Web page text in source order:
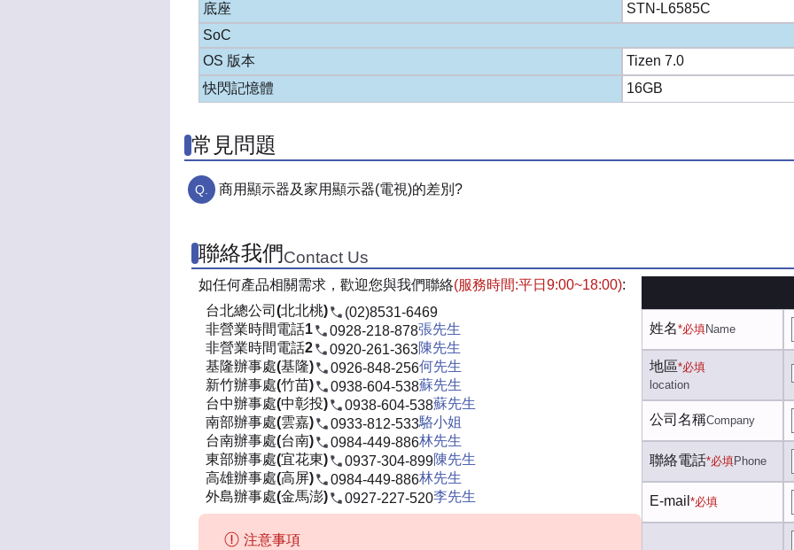
底座
STN-L6585C
SoC
OS 版本
Tizen 7.0
快閃記憶體
16GB
常見問題
商用顯示器及家用顯示器(電視)的差別?
聯絡我們Contact Us
如任何產品相關需求，歡迎您與我們聯絡(服務時間:平日9:00~18:00):
台北總公司(北北桃)
(02)8531-6469
非營業時間電話1
0928-218-878張先生
非營業時間電話2
0920-261-363陳先生
基隆辦事處(基隆)
0926-848-256何先生
新竹辦事處(竹苗)
0938-604-538蘇先生
台中辦事處(中彰投)
0938-604-538蘇先生
南部辦事處(雲嘉)
0933-812-533駱小姐
台南辦事處(台南)
0984-449-886林先生
東部辦事處(宜花東)
0937-304-899陳先生
高雄辦事處(高屏)
0984-449-886林先生
外島辦事處(金馬澎)
0927-227-520李先生
注意事項
姓名*必填Name
地區*必填
location
公司名稱Company
聯絡電話*必填Phone
E-mail *必填